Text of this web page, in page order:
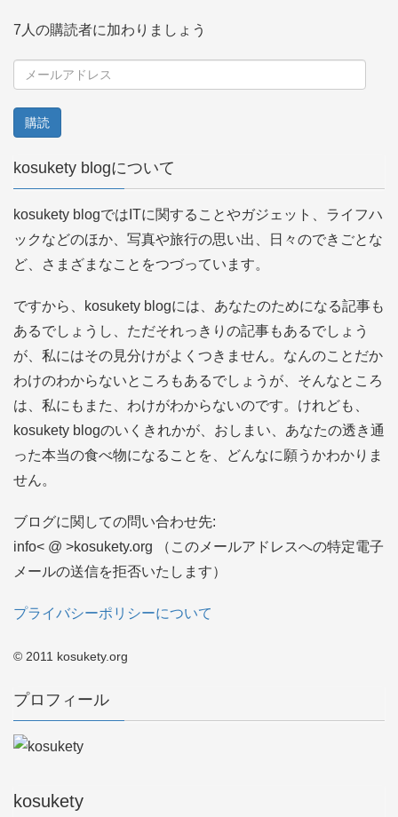
7人の購読者に加わりましょう
ル
ド
ス
kosukety blogについて
kosukety blogではITに関することやガジェット、ライフハ
ックなどのほか、写真や旅行の思い出、日々のできごとな
ど、さまざまなことをつづっています。
ですから、kosukety blogには、あなたのためになる記事も
あるでしょうし、ただそれっきりの記事もあるでしょう
が、私にはその見分けがよくつきません。なんのことだか
わけのわからないところもあるでしょうが、そんなところ
は、私にもまた、わけがわからないのです。けれども、
kosukety blogのいくきれかが、おしまい、あなたの透き通
った本当の食べ物になることを、どんなに願うかわかりま
せん。
ブログに関しての問い合わせ先:
info< @ >kosukety.org （このメールアドレスへの特定電子
メールの送信を拒否いたします）
プライバシーポリシーについて
© 2011 kosukety.org
プロフィール
kosukety